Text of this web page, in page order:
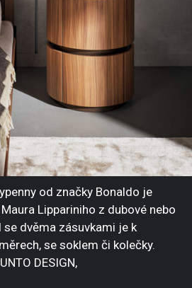
od značky Bonaldo je
Lippariniho z dubové nebo
se dvěma zásuvkami je k
se soklem či kolečky.
DESIGN,